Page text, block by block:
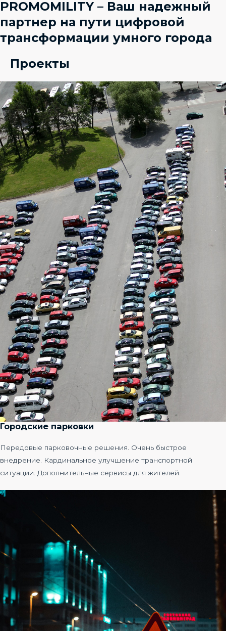
PROMOMILITY – Ваш надежный
партнер на пути цифровой
трансформации умного города
Проекты
Городские парковки
Передовые парковочные решения. Очень быстрое
внедрение. Кардинальное улучшение транспортной
ситуации. Дополнительные сервисы для жителей.